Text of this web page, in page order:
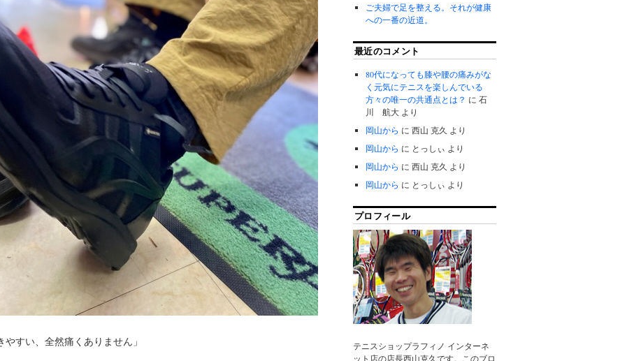
やすい、全然痛くありません」
ご夫婦で足を整える。それが健康
への一番の近道。
最近のコメント
80代になっても膝や腰の痛みがな
く元気にテニスを楽しんでいる
方々の唯一の共通点とは？ に石
川 航大 より
岡山から に西山 克久 より
岡山から に とっしぃ より
岡山から に西山 克久 より
岡山から に とっしぃ より
プロフィール
テニスショップラフィノ インターネ
ット店の店長西山克久です。このブロ